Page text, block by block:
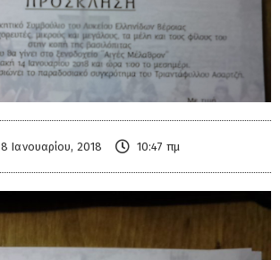
8 Ιανουαρίου, 2018 10:47 πμ